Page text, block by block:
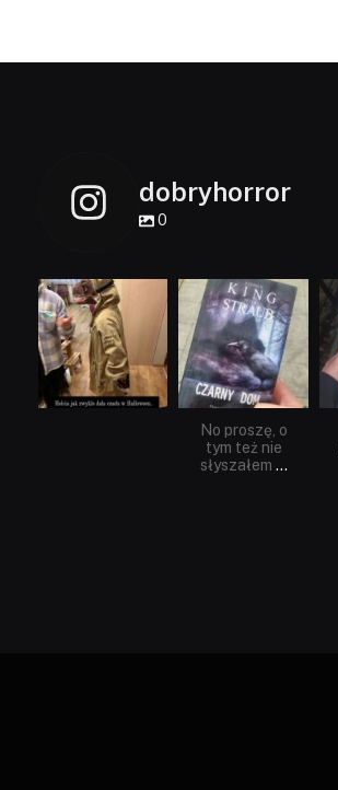
dobryhorror
0
dobryhorror
Lis 1
dobryhorror
Wrz 23
No proszę, o
tym też nie
słyszałem ...